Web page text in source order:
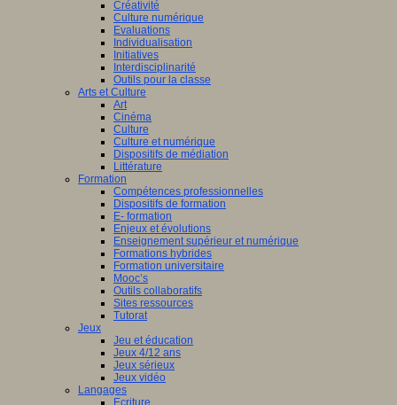
Créativité
Culture numérique
Evaluations
Individualisation
Initiatives
Interdisciplinarité
Outils pour la classe
Arts et Culture
Art
Cinéma
Culture
Culture et numérique
Dispositifs de médiation
Littérature
Formation
Compétences professionnelles
Dispositifs de formation
E- formation
Enjeux et évolutions
Enseignement supérieur et numérique
Formations hybrides
Formation universitaire
Mooc’s
Outils collaboratifs
Sites ressources
Tutorat
Jeux
Jeu et éducation
Jeux 4/12 ans
Jeux sérieux
Jeux vidéo
Langages
Ecriture